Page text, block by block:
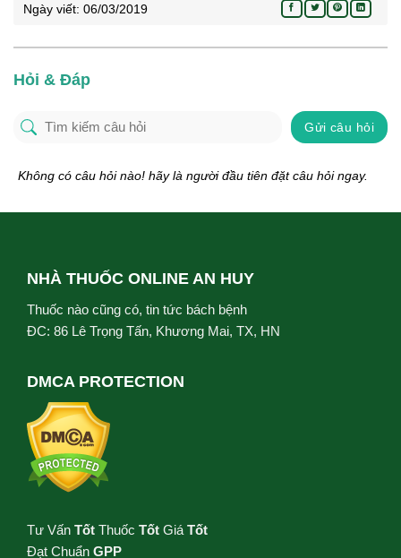
Ngày viết: 06/03/2019
Hỏi & Đáp
Gửi câu hỏi
Không có câu hỏi nào! hãy là người đầu tiên đặt câu hỏi ngay.
NHÀ THUỐC ONLINE AN HUY
Thuốc nào cũng có, tin tức bách bệnh
ĐC: 86 Lê Trọng Tấn, Khương Mai, TX, HN
DMCA PROTECTION
Tư Vấn Tốt Thuốc Tốt Giá Tốt
Đạt Chuẩn GPP